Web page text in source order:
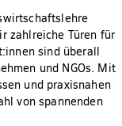
zahlreiche Türen für
sind überall
und NGOs. Mit
und praxisnahen
von spannenden